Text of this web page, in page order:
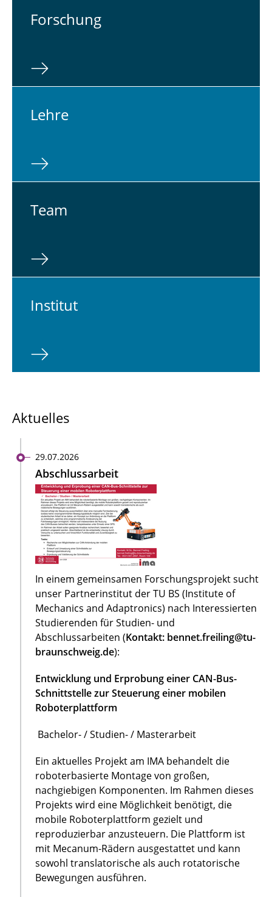
For­schung
Lehre
Team
In­sti­tut
Aktuelles
29.07.2026
Abschlussarbeit
In einem gemeinsamen Forschungsprojekt sucht
unser Partnerinstitut der TU BS (Institute of
Mechanics and Adaptronics) nach Interessierten
Studierenden für Studien- und
Abschlussarbeiten (Kontakt: bennet.freiling@tu-
braunschweig.de):
Entwicklung und Erprobung einer CAN-Bus-
Schnittstelle zur Steuerung einer mobilen
Roboterplattform
Bachelor- / Studien- / Masterarbeit
Ein aktuelles Projekt am IMA behandelt die
roboterbasierte Montage von großen,
nachgiebigen Komponenten. Im Rahmen dieses
Projekts wird eine Möglichkeit benötigt, die
mobile Roboterplattform gezielt und
reproduzierbar anzusteuern. Die Plattform ist
mit Mecanum-Rädern ausgestattet und kann
sowohl translatorische als auch rotatorische
Bewegungen ausführen.